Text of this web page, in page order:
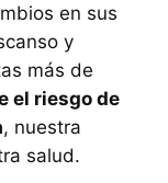
en sus
y
más de
el riesgo de
, nuestra
salud.